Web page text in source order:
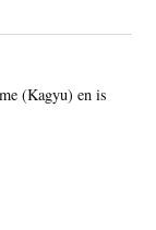
(Kagyu) en is